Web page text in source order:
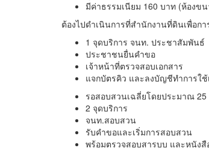
มีค่าธรรมเนียม 160 บาท (ห้องข
ต้องไปดำเนินการที่สำนักงานที่ดินเพื่อก
1 จุดบริการ จนท. ประชาสัมพันธ์
ประชาชนยื่นคำขอ
เจ้าหน้าที่ตรวจสอบเอกสาร
แจกบัตรคิว และลงบัญชีทำการใ
รอสอบสวนเฉลี่ยโดยประมาณ 25
2 จุดบริการ
จนท.สอบสวน
รับคำขอและเริ่มการสอบสวน
พร้อมตรวจสอบสารบบ และหนังสื